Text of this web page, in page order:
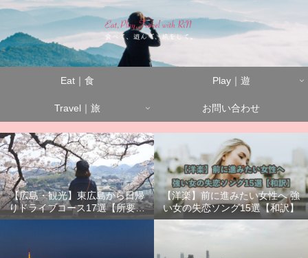
Eat｜食 Play｜遊
Travel｜旅 お問い合わせ
【広島・観光】東広島から日帰
りドライブコース17選【所要時
間別】
【洋楽】前に進みたい女性へ 強
い女の失恋ソング15選【和訳】